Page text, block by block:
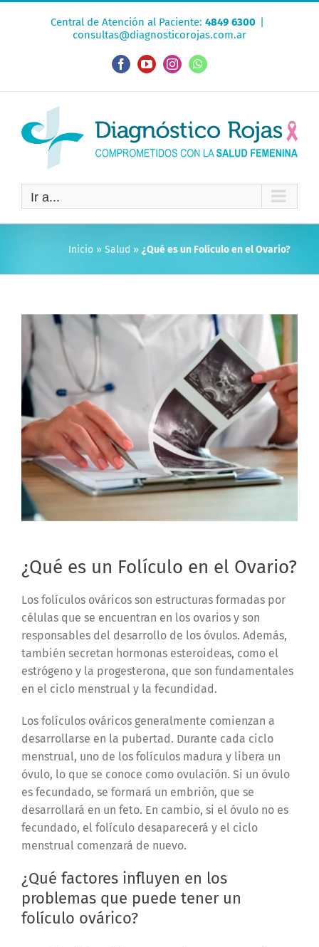
Central de Atención al Paciente: 4849 6300 |
consultas@diagnosticorojas.com.ar
FacebookYouTubeInstagramWhatsApp
Ir a...
Inicio » Salud » ¿Qué es un Folículo en el Ovario?
¿Qué es un Folículo en el Ovario?
Los folículos ováricos son estructuras formadas por
células que se encuentran en los ovarios y son
responsables del desarrollo de los óvulos. Además,
también secretan hormonas esteroideas, como el
estrógeno y la progesterona, que son fundamentales
en el ciclo menstrual y la fecundidad.
Los folículos ováricos generalmente comienzan a
desarrollarse en la pubertad. Durante cada ciclo
menstrual, uno de los folículos madura y libera un
óvulo, lo que se conoce como ovulación. Si un óvulo
es fecundado, se formará un embrión, que se
desarrollará en un feto. En cambio, si el óvulo no es
fecundado, el folículo desaparecerá y el ciclo
menstrual comenzará de nuevo.
¿Qué factores influyen en los
problemas que puede tener un
folículo ovárico?